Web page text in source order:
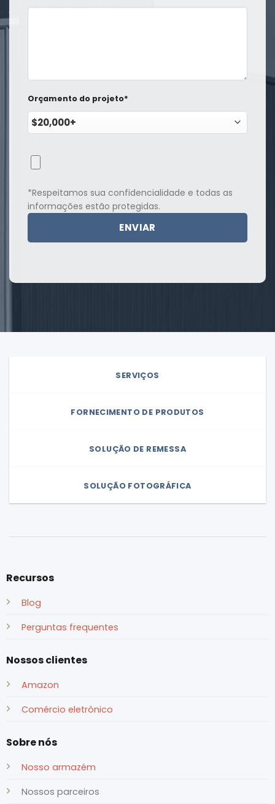
Orçamento do projeto*
*Respeitamos sua confidencialidade e todas as
informações estão protegidas.
SERVIÇOS
FORNECIMENTO DE PRODUTOS
SOLUÇÃO DE REMESSA
SOLUÇÃO FOTOGRÁFICA
Recursos
Blog
Perguntas frequentes
Nossos clientes
Amazon
Comércio eletrônico
Sobre nós
Nosso armazém
Nossos parceiros